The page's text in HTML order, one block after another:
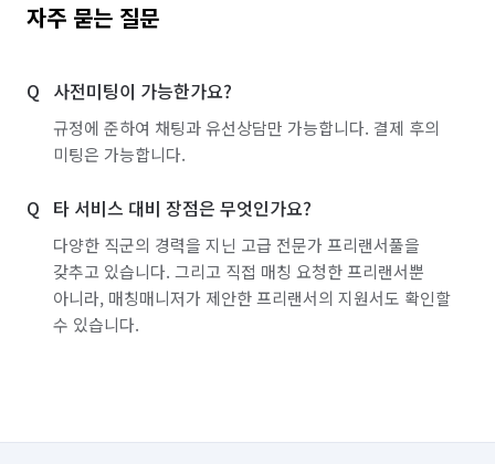
자주 묻는 질문
사전미팅이 가능한가요?
규정에 준하여 채팅과 유선상담만 가능합니다. 결제 후의
미팅은 가능합니다.
타 서비스 대비 장점은 무엇인가요?
다양한 직군의 경력을 지닌 고급 전문가 프리랜서풀을
갖추고 있습니다. 그리고 직접 매칭 요청한 프리랜서뿐
아니라, 매칭매니저가 제안한 프리랜서의 지원서도 확인할
수 있습니다.